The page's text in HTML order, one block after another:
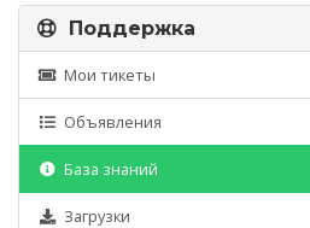
Поддержка
Мои тикеты
Объявления
База знаний
Загрузки